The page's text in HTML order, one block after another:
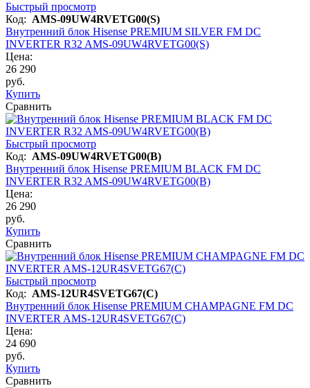
Быстрый просмотр
Код: AMS-09UW4RVETG00(S)
Внутренний блок Hisense PREMIUM SILVER FM DC
INVERTER R32 AMS-09UW4RVETG00(S)
Цена:
26 290
руб.
Купить
Сравнить
Быстрый просмотр
Код: AMS-09UW4RVETG00(B)
Внутренний блок Hisense PREMIUM BLACK FM DC
INVERTER R32 AMS-09UW4RVETG00(B)
Цена:
26 290
руб.
Купить
Сравнить
Быстрый просмотр
Код: AMS-12UR4SVETG67(C)
Внутренний блок Hisense PREMIUM CHAMPAGNE FM DC
INVERTER AMS-12UR4SVETG67(C)
Цена:
24 690
руб.
Купить
Сравнить